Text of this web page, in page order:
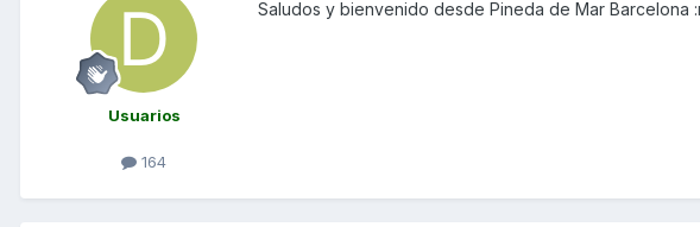
Usuarios
164
Saludos y bienvenido desde Pineda de Mar Barcelona